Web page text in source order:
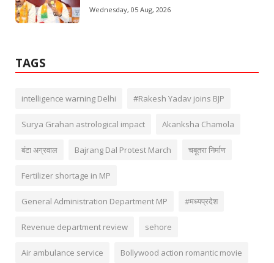
Wednesday, 05 Aug, 2026
TAGS
intelligence warning Delhi #Rakesh Yadav joins BJP
Surya Grahan astrological impact Akanksha Chamola
बंटा अग्रवाल Bajrang Dal Protest March चबूतरा निर्माण
Fertilizer shortage in MP
General Administration Department MP #मध्यप्रदेश
Revenue department review sehore
Air ambulance service Bollywood action romantic movie